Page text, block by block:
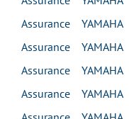
Assurance
Assurance
Assurance
Assurance